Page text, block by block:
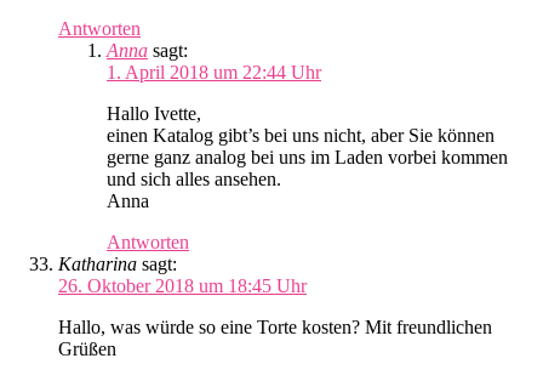
Antworten
Anna sagt:
1. April 2018 um 22:44 Uhr
Hallo Ivette,
einen Katalog gibt’s bei uns nicht, aber Sie können
gerne ganz analog bei uns im Laden vorbei kommen
und sich alles ansehen.
Anna
Antworten
Katharina sagt:
26. Oktober 2018 um 18:45 Uhr
Hallo, was würde so eine Torte kosten? Mit freundlichen
Grüßen